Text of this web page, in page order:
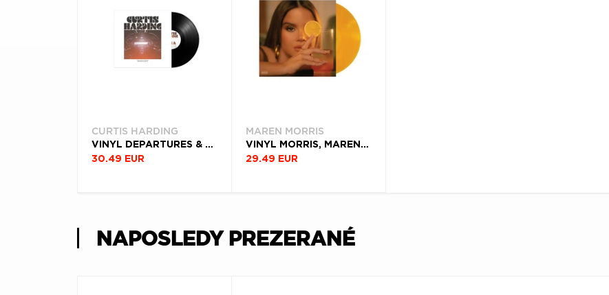
CURTIS HARDING
VINYL DEPARTURES & ARRIVALS: THE ADVENTURES OF CAPTAIN CURT
30.49 EUR
MAREN MORRIS
VINYL MORRIS, MAREN - D R E A M S I C L E
29.49 EUR
NAPOSLEDY PREZERANÉ